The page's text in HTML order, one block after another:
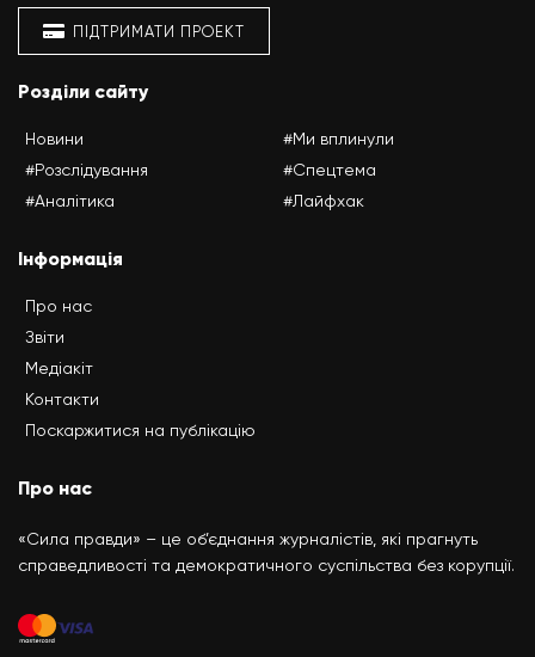
ПІДТРИМАТИ ПРОЕКТ
Розділи сайту
Новини
#Розслідування
#Аналітика
#Ми вплинули
#Спецтема
#Лайфхак
Інформація
Про нас
Звіти
Медіакіт
Контакти
Поскаржитися на публікацію
Про нас
«Сила правди» – це об’єднання журналістів, які прагнуть
справедливості та демократичного суспільства без корупції.